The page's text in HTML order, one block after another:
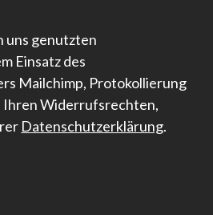
uns genutzten
Einsatz des
Mailchimp, Protokollierung
Ihren Widerrufsrechten,
Datenschutzerklärung.